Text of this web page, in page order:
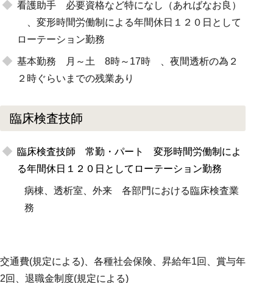
看護助手 必要資格など特になし（あればなお良）
、変形時間労働制による年間休日１２０日として
ローテーション勤務
基本勤務 月～土 8時～17時 、夜間透析の為２
２時ぐらいまでの残業あり
臨床検査技師
臨床検査技師 常勤・パート 変形時間労働制によ
る年間休日１２０日としてローテーション勤務
病棟、透析室、外来 各部門における臨床検査業
務
交通費(規定による)、各種社会保険、昇給年1回、賞与年
2回、退職金制度(規定による)